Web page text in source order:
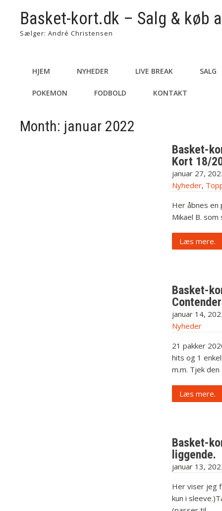
Basket-kort.dk – Salg & køb
Sælger: André Christensen
HJEM NYHEDER LIVE BREAK SALG
POKEMON FODBOLD KONTAKT
Month: januar 2022
Basket-
Kort 18/
januar 27,
Nyheder,
Her åbnes en
Mikael B.
Læs mere.
Basket-
januar 14,
Nyheder
21 pakker
hits og 1
m.m. Tjek den
Læs mere.
Basket-
liggende.
januar 13,
Her viser jeg
kun i